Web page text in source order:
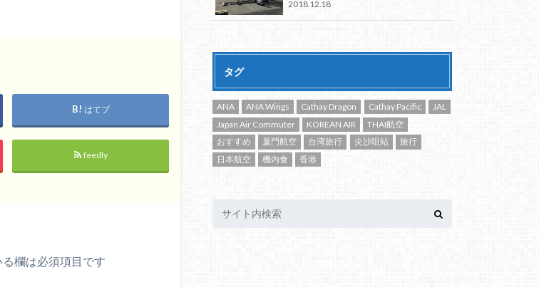
はてブ
feedly
欄は必須項目です
2018.12.18
タグ
ANA ANA Wings Cathay Dragon Cathay Pacific
JAL
Japan Air Commuter
KOREAN AIR
THAI航空
おすすめ
厦門航空 台湾旅行 尖沙咀站
旅行
日本航空
機内食 香港